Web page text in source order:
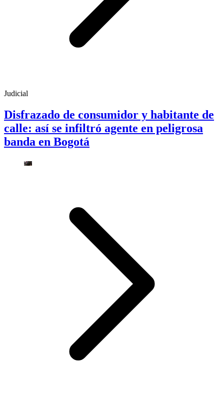
Judicial
Disfrazado de consumidor y habitante de
calle: así se infiltró agente en peligrosa
banda en Bogotá